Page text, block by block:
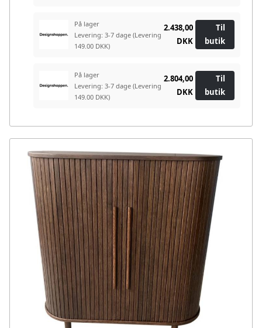
På lager
Levering: 3-7 dage (Levering
149.00 DKK)
2.438,00
DKK
Til
butik
På lager
Levering: 3-7 dage (Levering
149.00 DKK)
2.804,00
DKK
Til
butik